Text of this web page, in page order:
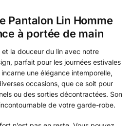
Pantalon Lin Homme
à portée de main
la douceur du lin avec notre
parfait pour les journées estivales
une élégance intemporelle,
occasions, que ce soit pour
ou des sorties décontractées. Son
de votre garde-robe.